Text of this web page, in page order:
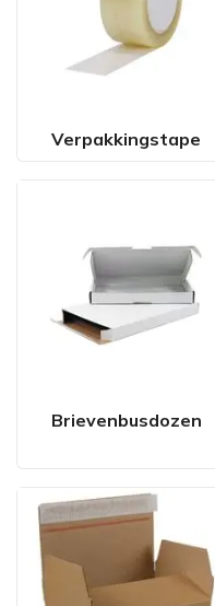
Verpakkingstape
Brievenbusdozen